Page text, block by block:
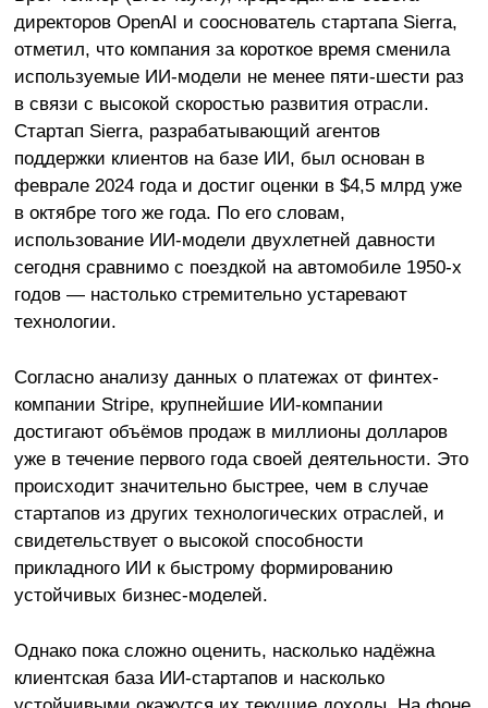
директоров OpenAI и сооснователь стартапа Sierra,
отметил, что компания за короткое время сменила
используемые ИИ-модели не менее пяти-шести раз
в связи с высокой скоростью развития отрасли.
Стартап Sierra, разрабатывающий агентов
поддержки клиентов на базе ИИ, был основан в
феврале 2024 года и достиг оценки в $4,5 млрд уже
в октябре того же года. По его словам,
использование ИИ-модели двухлетней давности
сегодня сравнимо с поездкой на автомобиле 1950-х
годов — настолько стремительно устаревают
технологии.
Согласно анализу данных о платежах от финтех-
компании Stripe, крупнейшие ИИ-компании
достигают объёмов продаж в миллионы долларов
уже в течение первого года своей деятельности. Это
происходит значительно быстрее, чем в случае
стартапов из других технологических отраслей, и
свидетельствует о высокой способности
прикладного ИИ к быстрому формированию
устойчивых бизнес-моделей.
Однако пока сложно оценить, насколько надёжна
клиентская база ИИ-стартапов и насколько